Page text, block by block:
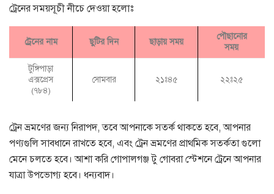
ট্রেনের সময়সূচী নীচে দেওয়া হলোঃ
ট্রেনের নাম ছুটির দিন ছাড়ায় সময়
পৌছানোর
সময়
টুঙ্গিপাড়া
এক্সপ্রেস
(৭৮৪)
সোমবার ২১ঃ৪৫ ২২ঃ২৫
ট্রেন ভ্রমণের জন্য নিরাপদ, তবে আপনাকে সতর্ক থাকতে হবে, আপনার
পণ্যগুলি সাবধানে রাখতে হবে, এবং ট্রেন ভ্রমণের প্রাথমিক সতর্কতা গুলো
মেনে চলতে হবে। আশা করি গোপালগঞ্জ টু গোবরা স্টেশনে ট্রেনে আপনার
যাত্রা উপভোগ্য হবে। ধন্যবাদ।